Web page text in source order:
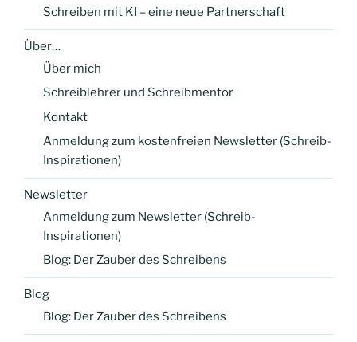
Schreiben mit KI – eine neue Partnerschaft
Über…
Über mich
Schreiblehrer und Schreibmentor
Kontakt
Anmeldung zum kostenfreien Newsletter (Schreib-
Inspirationen)
Newsletter
Anmeldung zum Newsletter (Schreib-
Inspirationen)
Blog: Der Zauber des Schreibens
Blog
Blog: Der Zauber des Schreibens